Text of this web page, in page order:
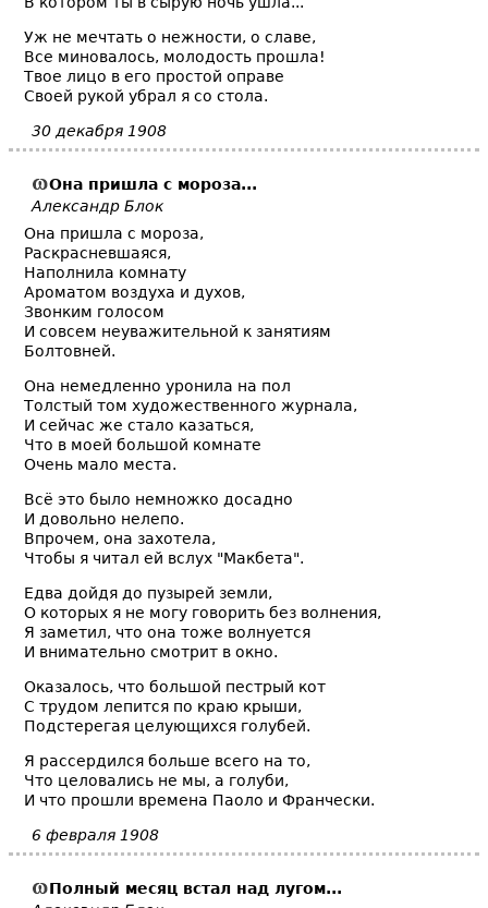
Уж не мечтать о нежности, о славе,
Все миновалось, молодость прошла!
Твое лицо в его простой оправе
Своей рукой убрал я со стола.
30 декабря 1908
Она пришла с мороза...
Александр Блок
Она пришла с мороза,
Раскрасневшаяся,
Наполнила комнату
Ароматом воздуха и духов,
Звонким голосом
И совсем неуважительной к занятиям
Болтовней.
Она немедленно уронила на пол
Толстый том художественного журнала,
И сейчас же стало казаться,
Что в моей большой комнате
Очень мало места.
Всё это было немножко досадно
И довольно нелепо.
Впрочем, она захотела,
Чтобы я читал ей вслух "Макбета".
Едва дойдя до пузырей земли,
О которых я не могу говорить без волнения,
Я заметил, что она тоже волнуется
И внимательно смотрит в окно.
Оказалось, что большой пестрый кот
С трудом лепится по краю крыши,
Подстерегая целующихся голубей.
Я рассердился больше всего на то,
Что целовались не мы, а голуби,
И что прошли времена Паоло и Франчески.
6 февраля 1908
Полный месяц встал над лугом...